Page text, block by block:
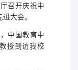
召开庆祝中
大会。
中国教育中
授到访我校